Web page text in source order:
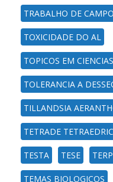
TRABALHO DE CAMPO
TOXICIDADE DO AL
TOPICOS EM
TOLERANCIA A
TILLANDSIA
TETRADE
TESTA TESE
TEMAS BIOLOGICOS